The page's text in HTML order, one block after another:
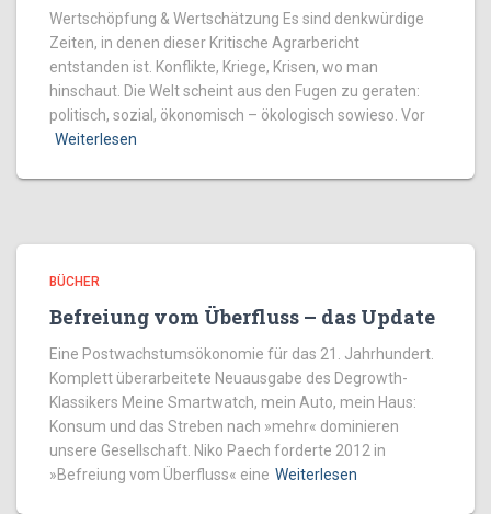
Wertschöpfung & Wertschätzung Es sind denkwürdige
Zeiten, in denen dieser Kritische Agrarbericht
entstanden ist. Konflikte, Kriege, Krisen, wo man
hinschaut. Die Welt scheint aus den Fugen zu geraten:
politisch, sozial, ökonomisch – ökologisch sowieso. Vor
Weiterlesen
BÜCHER
Befreiung vom Überfluss – das Update
Eine Postwachstumsökonomie für das 21. Jahrhundert.
Komplett überarbeitete Neuausgabe des Degrowth-
Klassikers Meine Smartwatch, mein Auto, mein Haus:
Konsum und das Streben nach »mehr« dominieren
unsere Gesellschaft. Niko Paech forderte 2012 in
»Befreiung vom Überfluss« eine Weiterlesen